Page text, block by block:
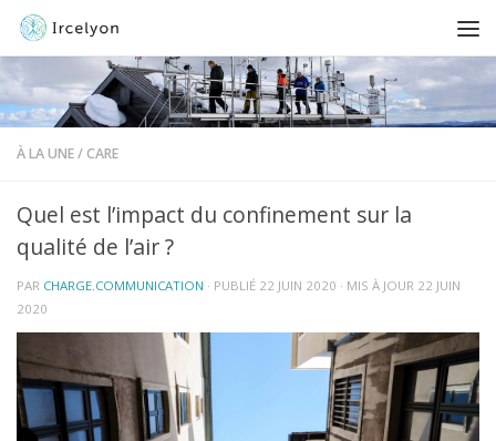
À LA UNE/CARE
Quel est l’impact du confinement sur la
qualité de l’air ?
PAR CHARGE.COMMUNICATION · PUBLIÉ 22 JUIN 2020 · MIS À JOUR 22 JUIN
2020